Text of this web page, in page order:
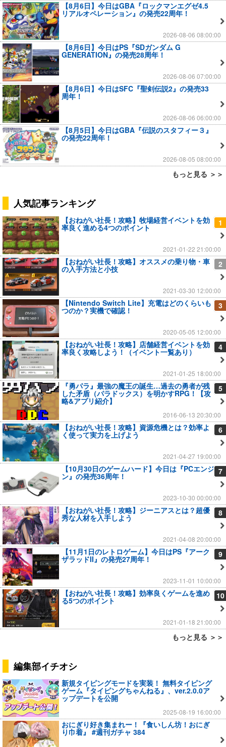
【8月6日】今日はGBA『ロックマンエグゼ4.5
リアルオペレーション』の発売22周年！
2026-08-06 08:00:00
【8月6日】今日はPS『SDガンダム G
GENERATION』の発売28周年！
2026-08-06 07:00:00
【8月6日】今日はSFC『聖剣伝説2』の発売33
周年！
2026-08-06 06:00:00
【8月5日】今日はGBA『伝説のスタフィー３』
の発売22周年！
2026-08-05 08:00:00
もっと見る ＞＞
人気記事ランキング
1
【おねがい社長！攻略】牧場経営イベントを効
率良く進める4つのポイント
2021-01-22 21:00:00
2
【おねがい社長！攻略】オススメの乗り物・車
の入手方法と小技
2021-03-30 12:00:00
3
【Nintendo Switch Lite】充電はどのくらいも
つのか？実機で確認！
2020-05-05 12:00:00
4
【おねがい社長！攻略】店舗経営イベントを効
率良く攻略しよう！（イベント一覧あり）
2021-01-25 18:00:00
5
『勇パラ』最強の魔王の誕生…過去の勇者が残
した矛盾（パラドックス）を明かすRPG！【攻
略&アプリ紹介】
2016-06-13 20:30:00
6
【おねがい社長！攻略】資源危機とは？効率よ
く使って実力を上げよう
2021-04-27 19:00:00
7
【10月30日のゲームハード】今日は『PCエンジ
ン』の発売36周年！
2023-10-30 00:00:00
8
【おねがい社長！攻略】ジーニアスとは？超優
秀な人材を入手しよう
2021-04-08 20:00:00
9
【11月1日のレトロゲーム】今日はPS『アーク
ザラッドII』の発売27周年！
2023-11-01 10:00:00
10
【おねがい社長！攻略】効率良くゲームを進め
る5つのポイント
2021-01-18 21:00:00
もっと見る ＞＞
編集部イチオシ
新規タイピングモードを実装！ 無料タイピング
ゲーム『タイピングちゃんねる』、ver.2.0.0ア
ップデートを公開
2025-08-19 16:00:00
おにぎり好き集まれー！『食いしん坊！おにぎ
り巾着』 #週刊ガチャ 384